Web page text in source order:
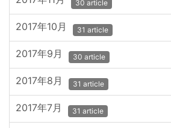
30 article
2017年10月 31 article
2017年9月 30 article
2017年8月 31 article
2017年7月 31 article